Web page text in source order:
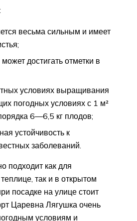
весьма сильным и имеет
достигать отметки в
условиях выращивания
погодных условиях с 1 м²
6—6,5 кг плодов;
устойчивость к
заболеваний.
подходит как для
так и в открытом
посадке на улице стоит
Царевна Лягушка очень
условиям и